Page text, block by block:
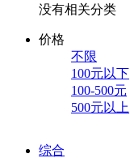
没有相关分类
价格
不限
100元以下
100-500元
500元以上
综合